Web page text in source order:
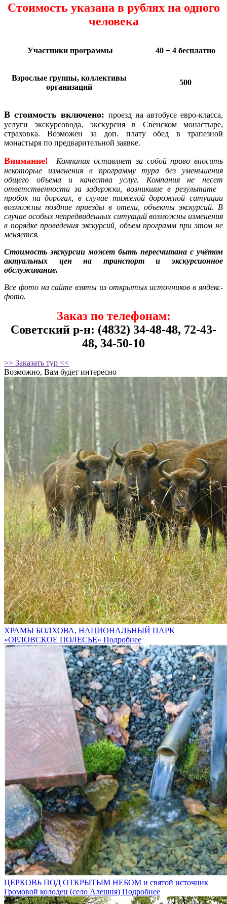
Стоимость указана в рублях на одного
человека
Участники программы 40 + 4 бесплатно
Взрослые группы, коллективы
организаций
500
В стоимость включено: проезд на автобусе евро-класса,
услуги экскурсовода, экскурсия в Свенском монастыре,
страховка. Возможен за доп. плату обед в трапезной
монастыря по предварительной заявке.
Внимание! Компанияоставляет за собой право вносить
некоторые изменения в программу тура без уменьшения
общего объема и качества услуг. Компания не несет
ответственности за задержки, возникшие в результате
пробок на дорогах, в случае тяжелой дорожной ситуации
возможны поздние приезды в отели, объекты экскурсий. В
случае особых непредвиденных ситуаций возможны изменения
в порядке проведения экскурсий, объем программ при этом не
меняется.
Стоимость экскурсии может быть пересчитана с учётом
актуальных цен на транспорт и экскурсионное
обслуживание.
Все фото на сайте взяты из открытых источников в яндекс-
фото.
Заказ по телефонам:
Советский р-н: (4832) 34-48-48, 72-43-
48, 34-50-10
>> Заказать тур <<
Возможно, Вам будет интересно
ХРАМЫ БОЛХОВА, НАЦИОНАЛЬНЫЙ ПАРК
«ОРЛОВСКОЕ ПОЛЕСЬЕ» Подробнее
ЦЕРКОВЬ ПОД ОТКРЫТЫМ НЕБОМ и святой источник
Громовой колодец (село Алешня) Подробнее